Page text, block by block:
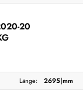
20
Länge: 2695|mm